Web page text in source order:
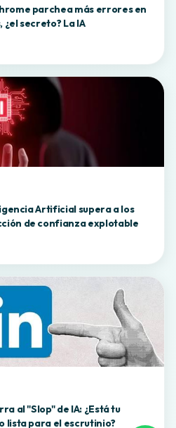
parchea más errores en
¿el secreto? La IA
Artificial supera a los
de confianza explotable
al "Slop" de IA: ¿Está tu
lista para el escrutinio?